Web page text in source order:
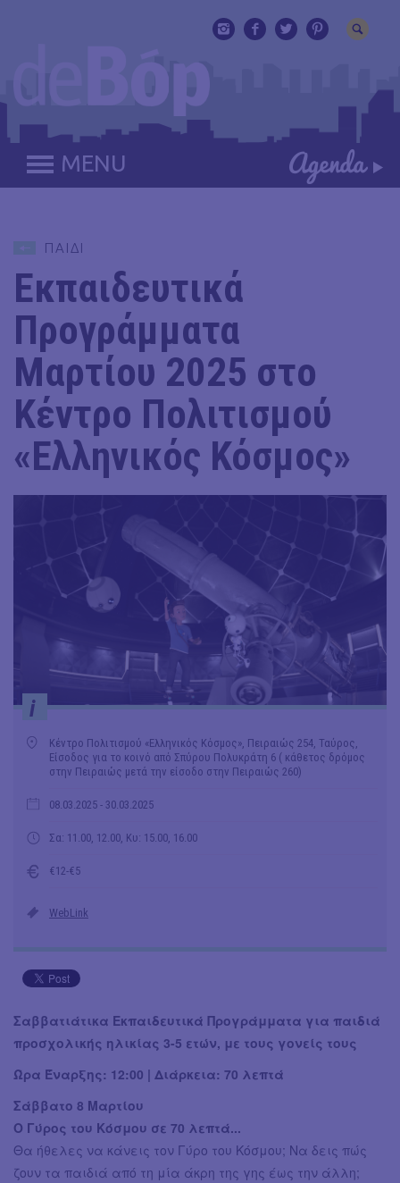
MENU
ΠΑΙΔΙ
Εκπαιδευτικά
Προγράμματα
Μαρτίου 2025 στο
Κέντρο Πολιτισμού
«Ελληνικός Κόσμος»
i
Κέντρο Πολιτισμού «Ελληνικός Κόσμος», Πειραιώς 254, Ταύρος,
Είσοδος για το κοινό από Σπύρου Πολυκράτη 6 ( κάθετος δρόμος
στην Πειραιώς μετά την είσοδο στην Πειραιώς 260)
08.03.2025 - 30.03.2025
Σα: 11.00, 12.00, Κυ: 15.00, 16.00
€12-€5
WebLink
Σαββατιάτικα Εκπαιδευτικά Προγράμματα για παιδιά
προσχολικής ηλικίας 3-5 ετών, με τους γονείς τους
Ώρα Έναρξης: 12:00 | Διάρκεια: 70 λεπτά
Σάββατο 8 Μαρτίου
Ο Γύρος του Κόσμου σε 70 λεπτά...
Θα ήθελες να κάνεις τον Γύρο του Κόσμου; Να δεις πώς
ζουν τα παιδιά από τη μία άκρη της γης έως την άλλη;